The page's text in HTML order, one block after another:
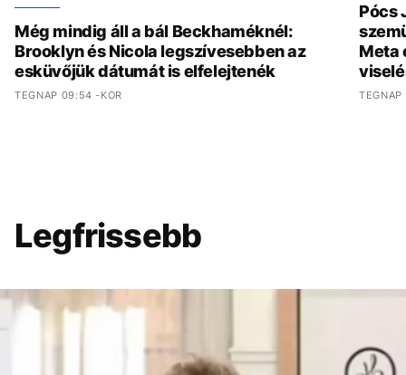
Még mindig áll a bál Beckhaméknél:
Brooklyn és Nicola legszívesebben az
esküvőjük dátumát is elfelejtenék
TEGNAP 09:54 -KOR
Pócs
Meta
TEGNAP
Legfrissebb